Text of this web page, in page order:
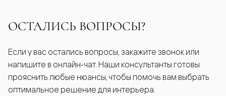
ОСТАЛИСЬ ВОПРОСЫ?
Если у вас остались вопросы, закажите звонок или
напишите в онлайн-чат. Наши консультанты готовы
прояснить любые нюансы, чтобы помочь вам выбрать
оптимальное решение для интерьера.